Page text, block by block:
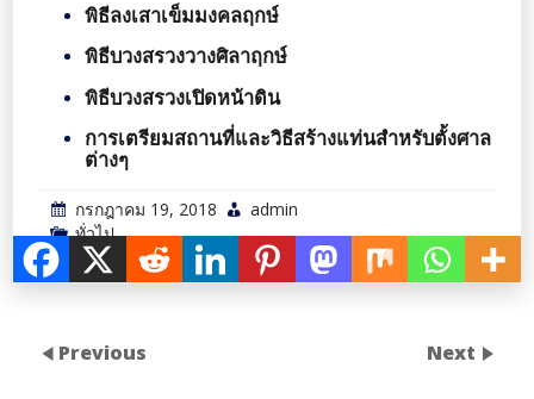
พิธีลงเสาเข็มมงคลฤกษ์
พิธีบวงสรวงวางศิลาฤกษ์
พิธีบวงสรวงเปิดหน้าดิน
การเตรียมสถานที่และวิธีสร้างแท่นสำหรับตั้งศาล
ต่างๆ
กรกฎาคม 19, 2018
admin
ทั่วไป
Previous Next